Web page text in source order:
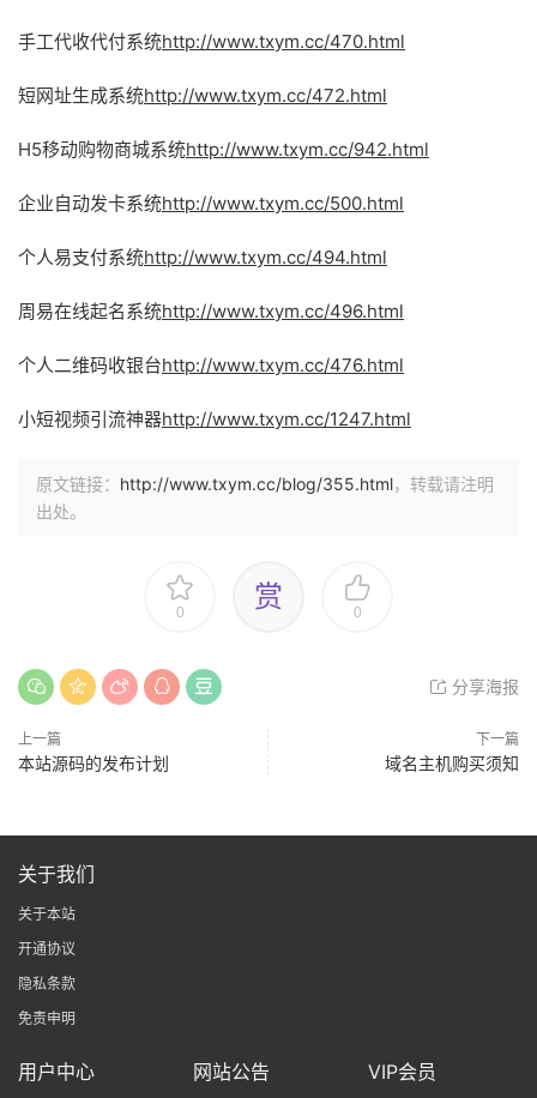
手工代收代付系统http://www.txym.cc/470.html
短网址生成系统http://www.txym.cc/472.html
H5移动购物商城系统http://www.txym.cc/942.html
企业自动发卡系统http://www.txym.cc/500.html
个人易支付系统http://www.txym.cc/494.html
周易在线起名系统http://www.txym.cc/496.html
个人二维码收银台http://www.txym.cc/476.html
小短视频引流神器http://www.txym.cc/1247.html
原文链接： http://www.txym.cc/blog/355.html，转载请注明
出处。
0 赏 0
分享海报
上一篇
本站源码的发布计划
下一篇
域名主机购买须知
关于我们
关于本站
开通协议
隐私条款
免责申明
用户中心 网站公告 VIP会员